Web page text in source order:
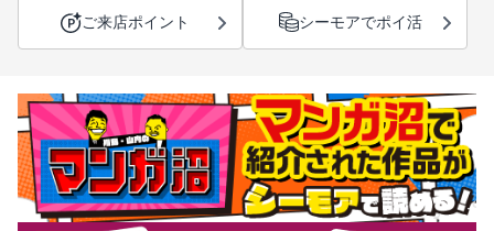
ご来店ポイント シーモアでポイ活